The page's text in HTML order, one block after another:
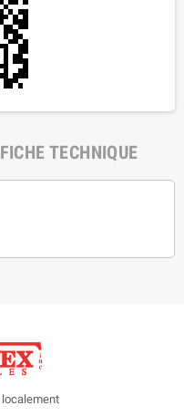
FICHE TECHNIQUE
localement